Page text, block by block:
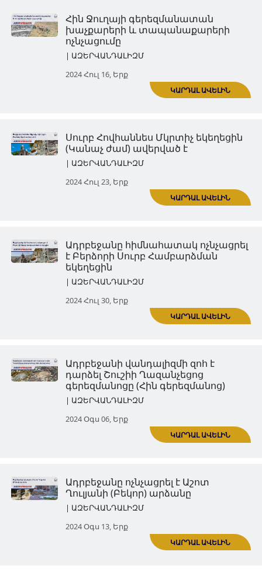
Հին Ջուղայի
| ԱԶԵՐՎԱՆԴԱԼԻԶՄ
2024 Հուլ 16, Երք
Սուրբ Հովհաննես Մկրտիչ
(Կանաչ ժամ) ավերված է
| ԱԶԵՐՎԱՆԴԱԼԻԶՄ
Ադրբեջանը հիմնահատակ
է Բերձորի Սուրբ
| ԱԶԵՐՎԱՆԴԱԼԻԶՄ